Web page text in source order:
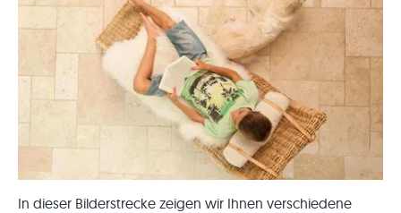
In dieser Bilderstrecke zeigen wir Ihnen verschiedene